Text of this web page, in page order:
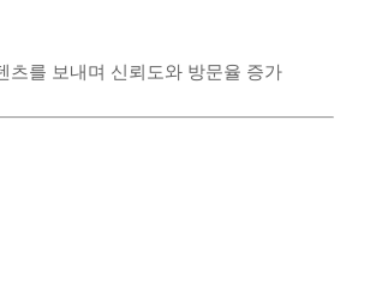
츠를 보내며 신뢰도와 방문율 증가